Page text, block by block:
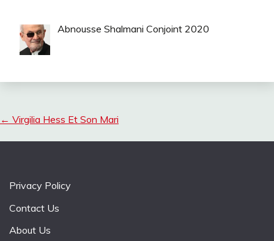
Abnousse Shalmani Conjoint 2020
← Virgilia Hess Et Son Mari
Privacy Policy
Contact Us
About Us